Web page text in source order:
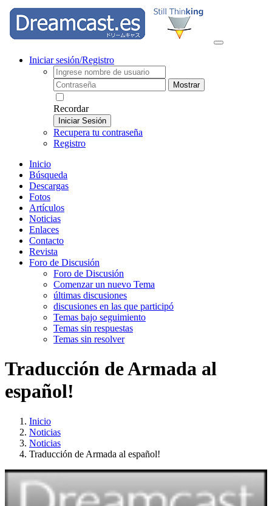
Iniciar sesión/Registro
Mostrar
Recordar
Iniciar Sesión
Recupera tu contraseña
Registro
Inicio
Búsqueda
Descargas
Fotos
Artículos
Noticias
Enlaces
Contacto
Revista
Foro de Discusión
Foro de Discusión
Comenzar un nuevo Tema
últimas discusiones
discusiones en las que participó
Temas bajo seguimiento
Temas sin respuestas
Temas sin resolver
Traducción de Armada al
español!
Inicio
Noticias
Noticias
Traducción de Armada al español!